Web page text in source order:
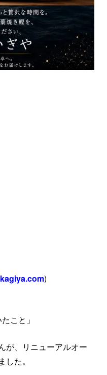
)
こと」
が、リニューアルオー
た。